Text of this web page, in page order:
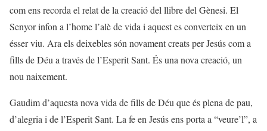
com ens recorda el relat de la creació del llibre del Gènesi. El
Senyor infon a l’home l’alè de vida i aquest es converteix en un
ésser viu. Ara els deixebles són novament creats per Jesús com a
fills de Déu a través de l’Esperit Sant. És una nova creació, un
nou naixement.
Gaudim d’aquesta nova vida de fills de Déu que és plena de pau,
d’alegria i de l’Esperit Sant. La fe en Jesús ens porta a “veure’l”, a